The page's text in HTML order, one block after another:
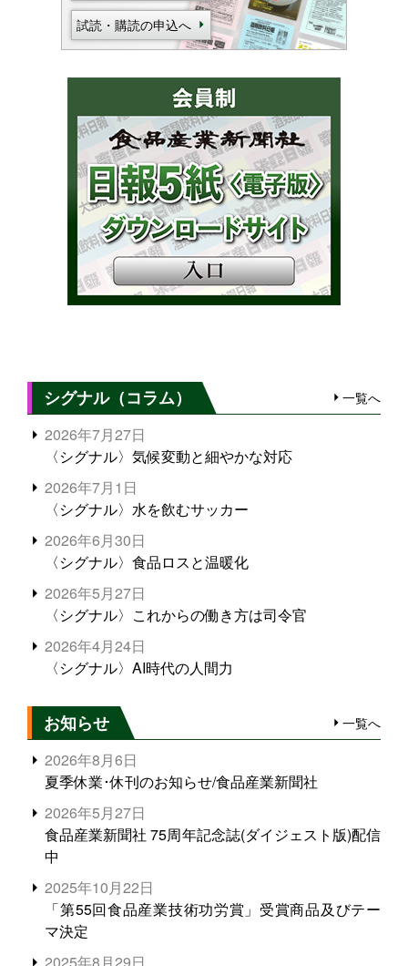
試読・購読の申込へ
シグナル（コラム） 一覧へ
2026年7月27日
〈シグナル〉気候変動と細やかな対応
2026年7月1日
〈シグナル〉水を飲むサッカー
2026年6月30日
〈シグナル〉食品ロスと温暖化
2026年5月27日
〈シグナル〉これからの働き方は司令官
2026年4月24日
〈シグナル〉AI時代の人間力
お知らせ 一覧へ
2026年8月6日
夏季休業･休刊のお知らせ/食品産業新聞社
2026年5月27日
食品産業新聞社 75周年記念誌(ダイジェスト版)配信
中
2025年10月22日
「第55回食品産業技術功労賞」受賞商品及びテー
マ決定
2025年8月29日